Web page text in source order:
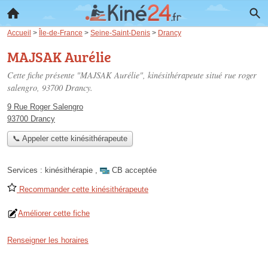
Accueil > Île-de-France > Seine-Saint-Denis > Drancy
MAJSAK Aurélie
Cette fiche présente "MAJSAK Aurélie", kinésithérapeute situé rue roger
salengro, 93700 Drancy.
9 Rue Roger Salengro
93700 Drancy
📞 Appeler cette kinésithérapeute
Services : kinésithérapie , CB acceptée
Recommander cette kinésithérapeute
Améliorer cette fiche
Renseigner les horaires